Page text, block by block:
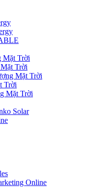
Mặt Trời
Trời
Mặt Trời
Trời
Mặt Trời
Solar
Online